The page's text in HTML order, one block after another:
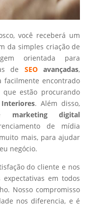
você receberá um
da simples criação de
orientada para
de SEOavançadas,
facilmente encontrado
estão procurando
. Além disso,
marketing digital
de mídia
mais, para ajudar
negócio.
do cliente e nos
em todos
Nosso compromisso
nos diferencia, e é